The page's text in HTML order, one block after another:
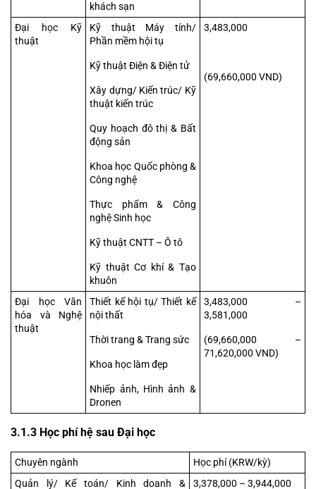
khách sạn
Đại học Kỹ
thuật
Kỹ thuật Máy tính/
Phần mềm hội tụ
Kỹ thuật Điện & Điện tử
Xây dựng/ Kiến trúc/ Kỹ
thuật kiến trúc
Quy hoạch đô thị & Bất
động sản
Khoa học Quốc phòng &
Công nghệ
Thực phẩm & Công
nghệ Sinh học
Kỹ thuật CNTT – Ô tô
Kỹ thuật Cơ khí & Tạo
khuôn
3,483,000
(69,660,000 VND)
Đại học Văn
hóa và Nghệ
thuật
Thiết kế hội tụ/ Thiết kế
nội thất
Thời trang & Trang sức
Khoa học làm đẹp
Nhiếp ảnh, Hình ảnh &
Dronen
3,483,000 –
3,581,000
(69,660,000 –
71,620,000 VND)
3.1.3 Học phí hệ sau Đại học
Chuyên ngành
Học phí (KRW/kỳ)
Quản lý/ Kế toán/ Kinh doanh &
3,378,000 – 3,944,000